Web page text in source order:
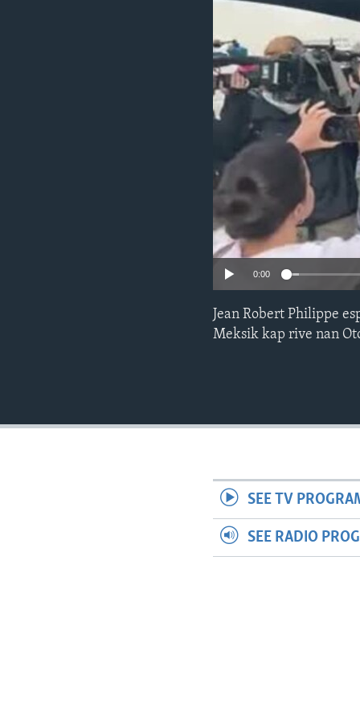
0:00
Jean Robert Philippe
Meksik kap rive nan
SEE TV
SEE RADIO